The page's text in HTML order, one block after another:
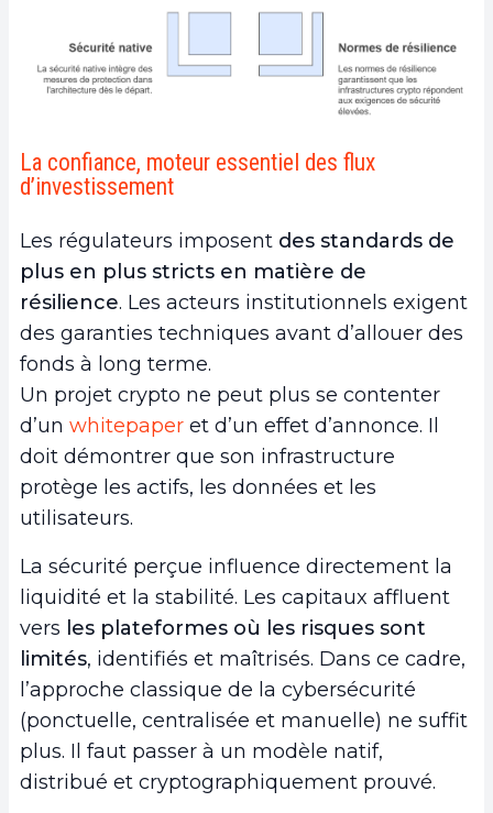
La confiance, moteur essentiel des flux
d’investissement
Les régulateurs imposent des standards de
plus en plus stricts en matière de
résilience. Les acteurs institutionnels exigent
des garanties techniques avant d’allouer des
fonds à long terme.
Un projet crypto ne peut plus se contenter
d’un whitepaper et d’un effet d’annonce. Il
doit démontrer que son infrastructure
protège les actifs, les données et les
utilisateurs.
La sécurité perçue influence directement la
liquidité et la stabilité. Les capitaux affluent
vers les plateformes où les risques sont
limités, identifiés et maîtrisés. Dans ce cadre,
l’approche classique de la cybersécurité
(ponctuelle, centralisée et manuelle) ne suffit
plus. Il faut passer à un modèle natif,
distribué et cryptographiquement prouvé.